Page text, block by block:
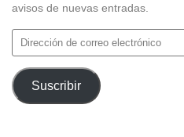
avisos de nuevas entradas.
Dirección
de
correo
electrónico
Suscribir